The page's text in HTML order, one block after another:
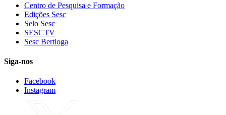
Centro de Pesquisa e Formação
Edições Sesc
Selo Sesc
SESCTV
Sesc Bertioga
Siga-nos
Facebook
Instagram